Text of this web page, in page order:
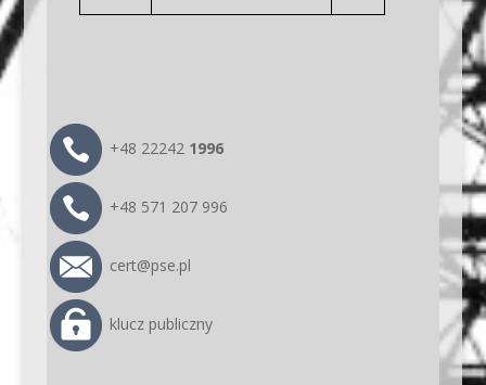
+48 22242 1996
+48 571 207 996
cert@pse.pl
klucz publiczny